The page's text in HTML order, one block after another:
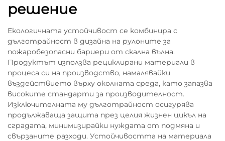
решение
Екологичната устойчивост се комбинира с
дълготрайност в дизайна на рулоните за
пожаробезопасни бариери от скална вълна.
Продуктът използва рециклирани материали в
процеса си на производство, намалявайки
въздействието върху околната среда, като запазва
високите стандарти за производителност.
Изключителната му дълготрайност осигурява
продължаваща защита през целия жизнен цикъл на
сградата, минимизирайки нуждата от подмяна и
свързаните разходи. Устойчивостта на материала